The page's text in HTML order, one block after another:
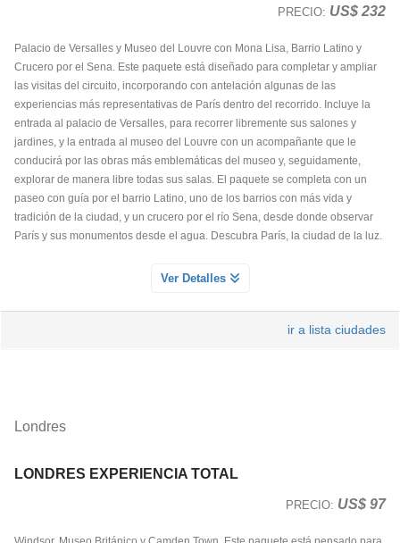
PRECIO: US$ 232
Palacio de Versalles y Museo del Louvre con Mona Lisa, Barrio Latino y
Crucero por el Sena. Este paquete está diseñado para completar y ampliar
las visitas del circuito, incorporando con antelación algunas de las
experiencias más representativas de París dentro del recorrido. Incluye la
entrada al palacio de Versalles, para recorrer libremente sus salones y
jardines, y la entrada al museo del Louvre con un acompañante que le
conducirá por las obras más emblemáticas del museo y, seguidamente,
explorar de manera libre todas sus salas. El paquete se completa con un
paseo con guía por el barrio Latino, uno de los barrios con más vida y
tradición de la ciudad, y un crucero por el río Sena, desde donde observar
París y sus monumentos desde el agua. Descubra París, la ciudad de la luz.
ENTRADA AL PALACIO DE VERSAILLES SIN GUIA
esplendor de la monarquía francesa. La entrada incluye acceso al Palacio
XVI, y es Patrimonio de la Humanidad por la UNESCO. La visita permite
Servicio Día 2
Ver Detalles
ir a lista ciudades
Londres
LONDRES EXPERIENCIA TOTAL
PRECIO: US$ 97